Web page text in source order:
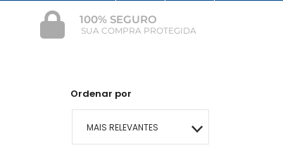
100% SEGURO
SUA COMPRA PROTEGIDA
Ordenar por
MAIS RELEVANTES